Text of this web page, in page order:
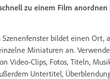
zu einem Film anordnen
Szenenfenster bildet einen Ort,
Miniaturen an.
Video-Clips, Fotos, Titeln,
Untertitel,